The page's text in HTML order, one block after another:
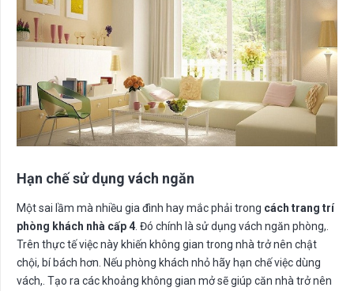
Hạn chế sử dụng vách ngăn
Một sai lầm mà nhiều gia đình hay mắc phải trong cách trang trí
phòng khách nhà cấp 4 . Đó chính là sử dụng vách ngăn phòng,.
Trên thực tế việc này khiến không gian trong nhà trở nên chật
chội, bí bách hơn. Nếu phòng khách nhỏ hãy hạn chế việc dùng
vách,. Tạo ra các khoảng không gian mở sẽ giúp căn nhà trở nên